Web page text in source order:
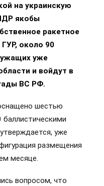
на украинскую
якобы
ракетное
около 90
уже
и войдут в
ВС РФ.
шестью
уже
размещения
месяце.
вопросом, что